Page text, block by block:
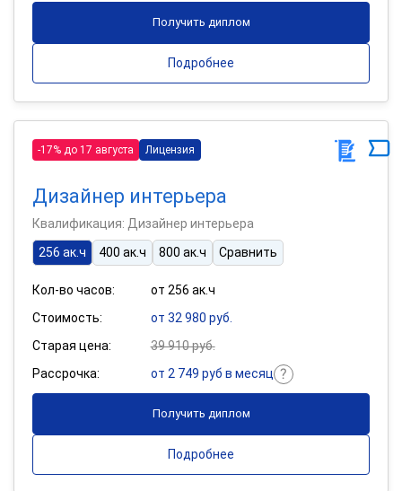
Получить диплом
Подробнее
-17% до 17 августа Лицензия
Дизайнер интерьера
Квалификация: Дизайнер интерьера
256 ак.ч
400 ак.ч 800 ак.ч Сравнить
Кол-во часов:
от 256 ак.ч
Стоимость:
от 32 980 руб.
Старая цена:
39 910 руб.
Рассрочка:
от 2 749 руб в месяц
Получить диплом
Подробнее